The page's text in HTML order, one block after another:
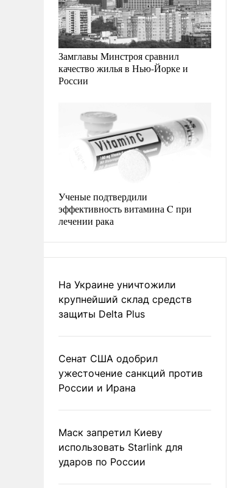
Замглавы Минстроя сравнил
качество жилья в Нью-Йорке и
России
Ученые подтвердили
эффективность витамина C при
лечении рака
На Украине уничтожили
крупнейший склад средств
защиты Delta Plus
Сенат США одобрил
ужесточение санкций против
России и Ирана
Маск запретил Киеву
использовать Starlink для
ударов по России